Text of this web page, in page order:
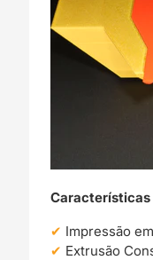
Características
Impressão
Extrusão